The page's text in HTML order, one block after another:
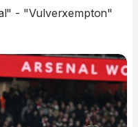
- "Vulverxempton"